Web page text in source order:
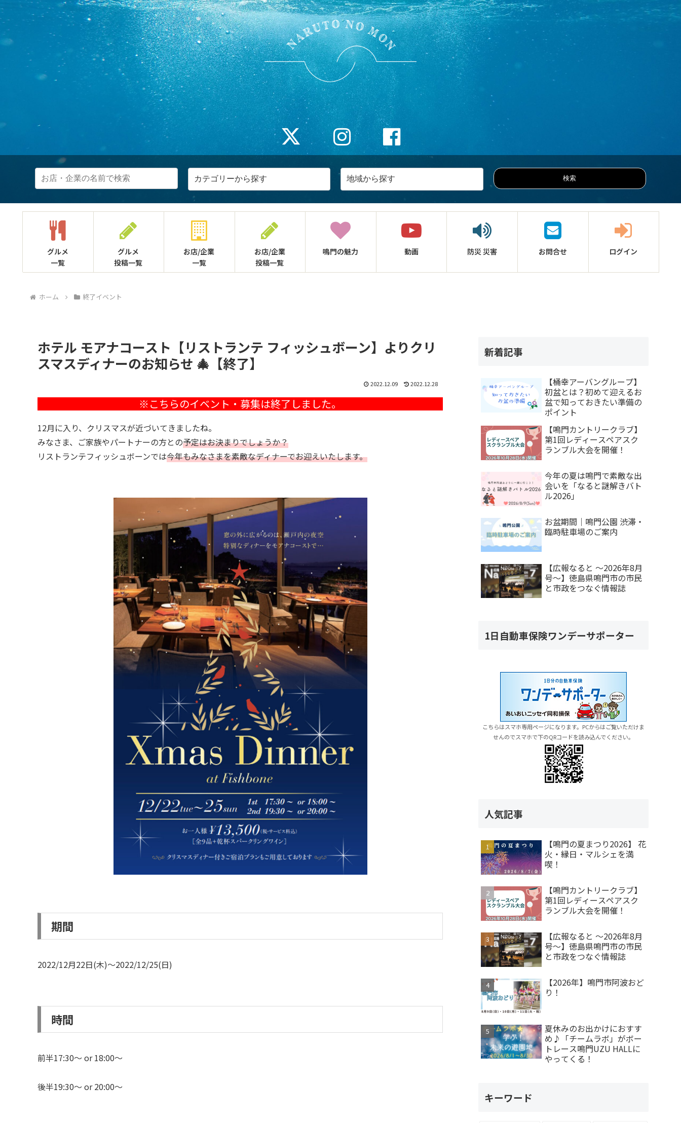
グルメ
一覧
グルメ
投稿一覧
お店/企業
一覧
お店/企業
投稿一覧
鳴門の魅力 動画 防災 災害 お問合せ ログイン
ホーム 終了イベント
ホテル モアナコースト【リストランテ フィッシュボーン】よりクリ
スマスディナーのお知らせ 🎄【終了】
2022.12.09 2022.12.28
12月に入り、クリスマスが近づいてきましたね。
みなさま、ご家族やパートナーの方との予定はお決まりでしょうか？
リストランテフィッシュボーンでは今年もみなさまを素敵なディナーでお迎えいたします。
期間
2022/12月22日(木)～2022/12/25(日)
時間
前半17:30～ or 18:00～
後半19:30～ or 20:00～
新着記事
【桶幸アーバングループ】
初盆とは？初めて迎えるお
盆で知っておきたい準備の
ポイント
【鳴門カントリークラブ】
第1回レディースペアスク
ランブル大会を開催！
今年の夏は鳴門で素敵な出
会いを「なると謎解きバト
ル2026」
お盆期間｜鳴門公園 渋滞・
臨時駐車場のご案内
【広報なると ～2026年8月
号～】徳島県鳴門市の市民
と市政をつなぐ情報誌
1日自動車保険ワンデーサポーター
こちらはスマホ専用ページになります。PCからはご覧いただけま
せんのでスマホで下のQRコードを読み込んでください。
人気記事
【鳴門の夏まつり2026】 花
火・縁日・マルシェを満
喫！
【鳴門カントリークラブ】
第1回レディースペアスク
ランブル大会を開催！
【広報なると ～2026年8月
号～】徳島県鳴門市の市民
と市政をつなぐ情報誌
【2026年】鳴門市阿波おど
り！
夏休みのお出かけにおすす
め♪「チームラボ」がボー
トレース鳴門UZU HALLに
やってくる！
キーワード